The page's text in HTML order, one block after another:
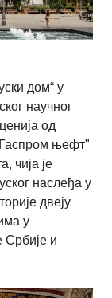
дом“ у
научног
од
њефт"
чија је
наслеђа у
двеју
у
Србије и